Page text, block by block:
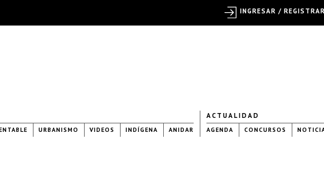
URBANISMO VIDEOS INDÍGENA ANIDAR
ACTUALIDAD
AGENDA CONCURSOS
INGRESAR /